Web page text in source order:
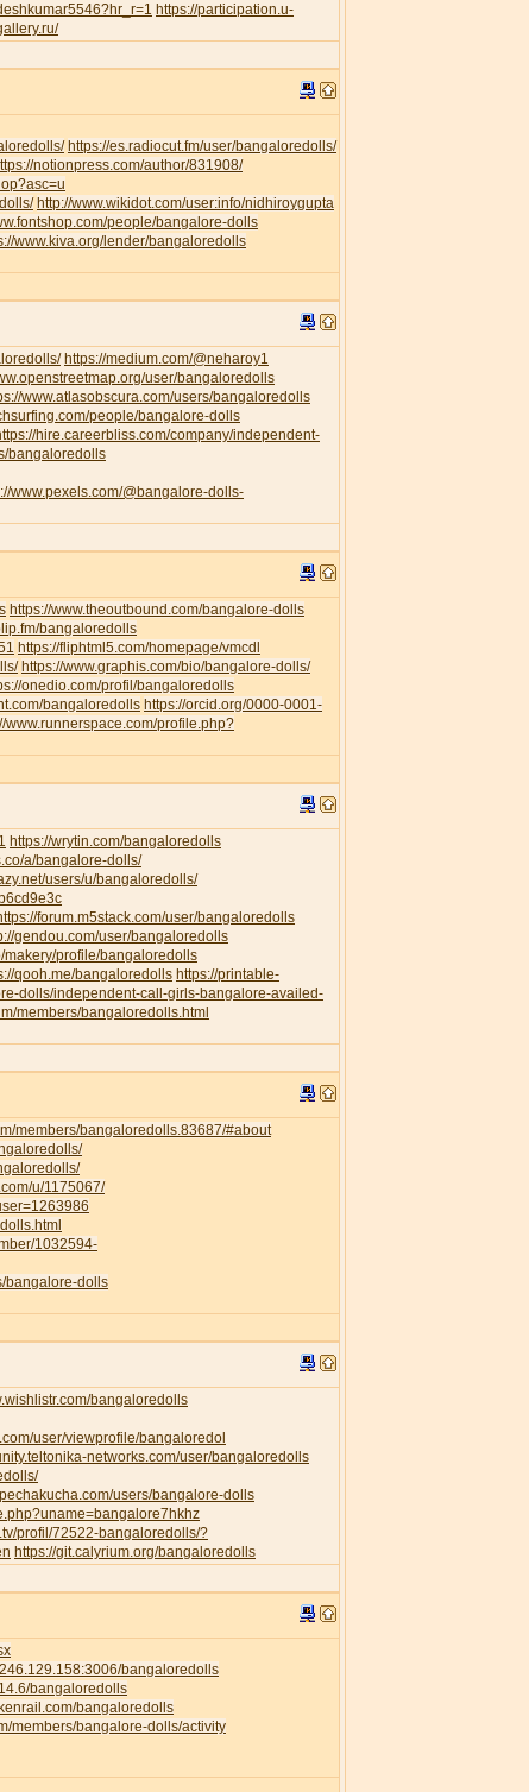
https://participation.u-
https://es.radiocut.fm/user/bangaloredolls/
notionpress.com/author/831908/
http://www.wikidot.com/user:info/nidhiroygupta
people/bangalore-dolls
www.kiva.org/lender/bangaloredolls
https://medium.com/@neharoy1
user/bangaloredolls
www.atlasobscura.com/users/bangaloredolls
people/bangalore-dolls
hire.careerbliss.com/company/independent-
bangaloredolls
www.pexels.com/@bangalore-dolls-
https://www.theoutbound.com/bangalore-dolls
bangaloredolls
https://fliphtml5.com/homepage/vmcdl
https://www.graphis.com/bio/bangalore-dolls/
onedio.com/profil/bangaloredolls
bangaloredolls https://orcid.org/0000-0001-
www.runnerspace.com/profile.php?
https://wrytin.com/bangaloredolls
a/bangalore-dolls/
users/u/bangaloredolls/
forum.m5stack.com/user/bangaloredolls
gendou.com/user/bangaloredolls
makery/profile/bangaloredolls
qooh.me/bangaloredolls https://printable-
dolls/independent-call-girls-bangalore-availed-
members/bangaloredolls.html
members/bangaloredolls.83687/#about
u/1175067/
1032594-
bangalore-dolls
bangaloredolls
user/viewprofile/bangaloredol
networks.com/user/bangaloredolls
users/bangalore-dolls
profil/72522-bangaloredolls/?
https://git.calyrium.org/bangaloredolls
bangaloredolls
bangaloredolls
bangaloredolls
members/bangalore-dolls/activity